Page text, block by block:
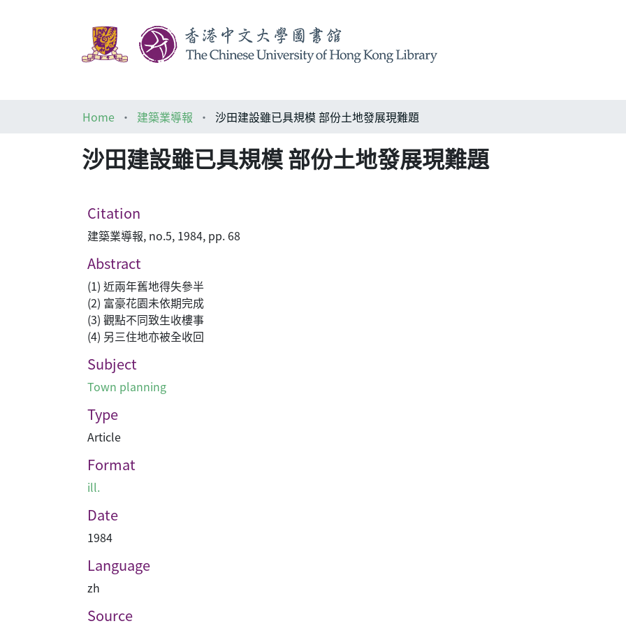
Home
建築業導報 沙田建設雖已具規模 部份土地發展現難題
沙田建設雖已具規模 部份土地發展現難題
Citation
建築業導報, no.5, 1984, pp. 68
Abstract
(1) 近兩年舊地得失參半
(2) 富豪花園未依期完成
(3) 觀點不同致生收樓事
(4) 另三住地亦被全收回
Subject
Town planning
Type
Article
Format
ill.
Date
1984
Language
zh
Source